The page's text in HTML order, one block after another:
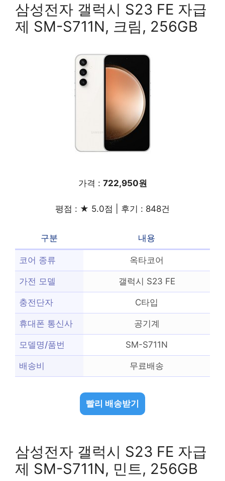
삼성전자 갤럭시 S23 FE 자급
제 SM-S711N, 크림, 256GB
가격 : 722,950원
평점 : ★ 5.0점 | 후기 : 848건
구분 내용
코어 종류 옥타코어
가전 모델 갤럭시 S23 FE
충전단자 C타입
휴대폰 통신사 공기계
모델명/품번 SM-S711N
배송비 무료배송
빨리 배송받기
삼성전자 갤럭시 S23 FE 자급
제 SM-S711N, 민트, 256GB